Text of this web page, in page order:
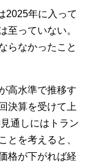
2025年に入って
至っていない。
らなかったこと
高水準で推移す
決算を受けて上
通しにはトラン
とを考えると、
格が下がれば経